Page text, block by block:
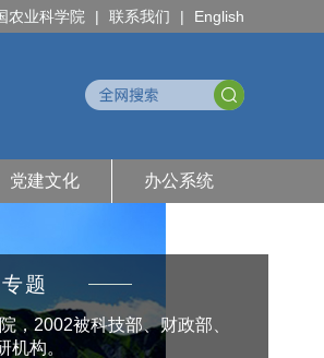
农业科学院 | 联系我们 | English
党建文化 办公系统
专题
，2002被科技部、财政部、
机构。